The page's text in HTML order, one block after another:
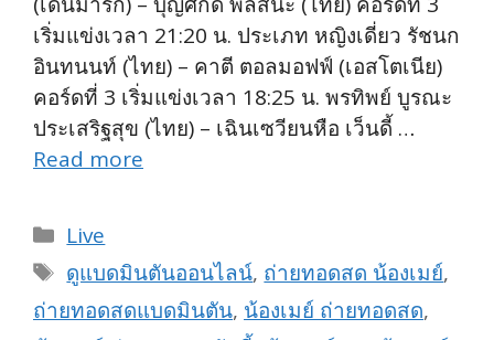
เริ่มแข่งเวลา 21:20 น. ประเภท หญิงเดี่ยว รัชนก
อินทนนท์ (ไทย) – คาตี ตอลมอฟฟ์ (เอสโตเนีย)
คอร์ดที่ 3 เริ่มแข่งเวลา 18:25 น. พรทิพย์ บูรณะ
ประเสริฐสุข (ไทย) – เฉินเซวียนหือ เว็นดี้ …
Read more
Categories
Live
Tags
ดูแบดมินตันออนไลน์, ถ่ายทอดสด น้องเมย์,
ถ่ายทอดสดแบดมินตัน, น้องเมย์ ถ่ายทอดสด,